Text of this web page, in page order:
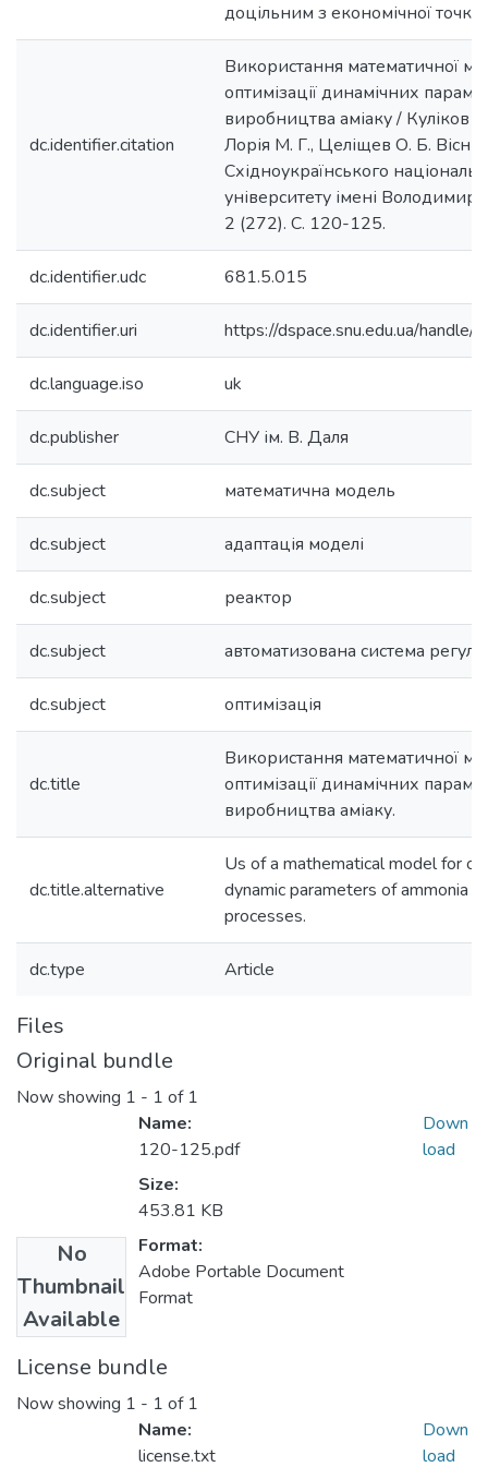
доцільним з економічної точки
dc.identifier.citation
Використання математичної
оптимізації динамічних
виробництва аміаку / Куліков
Лорія М. Г., Целіщев О. Б.
Східноукраїнського
університету імені
2 (272). С. 120-125.
dc.identifier.udc 681.5.015
dc.identifier.uri https://dspace.snu.edu.ua/
dc.language.iso uk
dc.publisher СНУ ім. В. Даля
dc.subject математична модель
dc.subject адаптація моделі
dc.subject реактор
dc.subject автоматизована система
dc.subject оптимізація
dc.title
Використання математичної
оптимізації динамічних
виробництва аміаку.
dc.title.alternative
Us of a mathematical model for
dynamic parameters of ammonia
processes.
dc.type Article
Files
Original bundle
Now showing 1 - 1 of 1
No
Thumbnail
Available
Name:
120-125.pdf
Size:
453.81 KB
Format:
Adobe Portable Document
Format
Down
load
License bundle
Now showing 1 - 1 of 1
Name:
license.txt
Down
load